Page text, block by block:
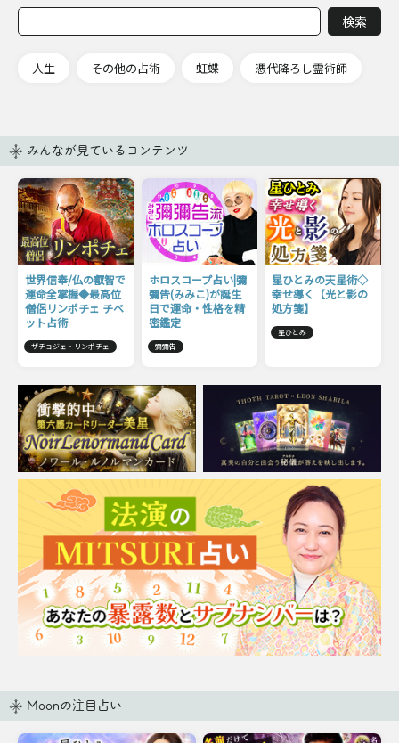
人生 その他の占術 虹蝶 憑代降ろし霊術師
みんなが見ているコンテンツ
世界信奉/仏の叡智で
運命全掌握◆最高位
僧侶リンポチェ チベ
ット占術
ザチョジェ・リンポチェ
ホロスコープ占い|彌
彌告(みみこ)が誕生
日で運命・性格を精
密鑑定
彌彌告
星ひとみの天星術◇
幸せ導く【光と影の
処方箋】
星ひとみ
Moonの注目占い